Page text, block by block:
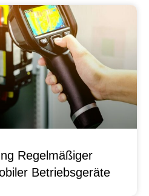
Regelmäßiger
Betriebsgeräte